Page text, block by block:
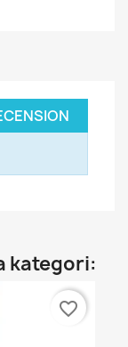
kategori:
favorite_border